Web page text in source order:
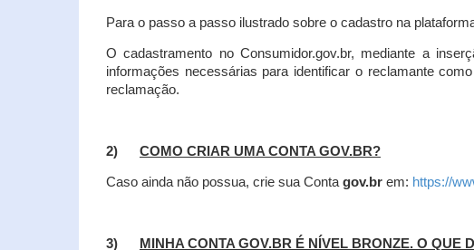
Para o passo a passo ilustrado sobre o cadastro na
O cadastramento no Consumidor.gov.br, mediante a
informações necessárias para identificar o reclamante
reclamação.
2) COMO CRIAR UMA CONTA GOV.BR?
Caso ainda não possua, crie sua Conta gov.br em: https://
3) MINHA CONTA GOV.BR É NÍVEL BRONZE. O QUE